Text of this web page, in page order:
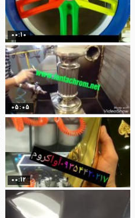
00:10
05:05
00:12